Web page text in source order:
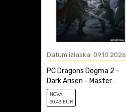
Datum izlaska: 09.10.2026
PC Dragons Dogma 2 -
Dark Arisen - Master
Edition - Code In A Box
NOVA
50,43 EUR